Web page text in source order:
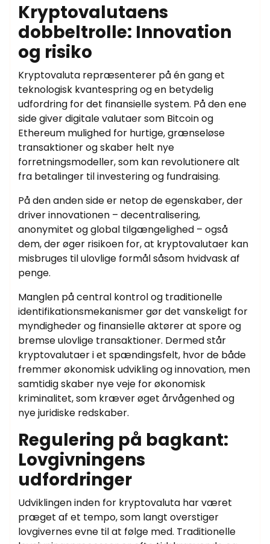
Kryptovalutaens
dobbeltrolle: Innovation
og risiko
Kryptovaluta repræsenterer på én gang et
teknologisk kvantespring og en betydelig
udfordring for det finansielle system. På den ene
side giver digitale valutaer som Bitcoin og
Ethereum mulighed for hurtige, grænseløse
transaktioner og skaber helt nye
forretningsmodeller, som kan revolutionere alt
fra betalinger til investering og fundraising.
På den anden side er netop de egenskaber, der
driver innovationen – decentralisering,
anonymitet og global tilgængelighed – også
dem, der øger risikoen for, at kryptovalutaer kan
misbruges til ulovlige formål såsom hvidvask af
penge.
Manglen på central kontrol og traditionelle
identifikationsmekanismer gør det vanskeligt for
myndigheder og finansielle aktører at spore og
bremse ulovlige transaktioner. Dermed står
kryptovalutaer i et spændingsfelt, hvor de både
fremmer økonomisk udvikling og innovation, men
samtidig skaber nye veje for økonomisk
kriminalitet, som kræver øget årvågenhed og
nye juridiske redskaber.
Regulering på bagkant:
Lovgivningens
udfordringer
Udviklingen inden for kryptovaluta har været
præget af et tempo, som langt overstiger
lovgivernes evne til at følge med. Traditionelle